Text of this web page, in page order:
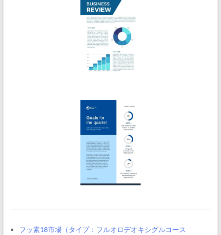
フッ素18市場（タイプ：フルオロデオキシグルコース